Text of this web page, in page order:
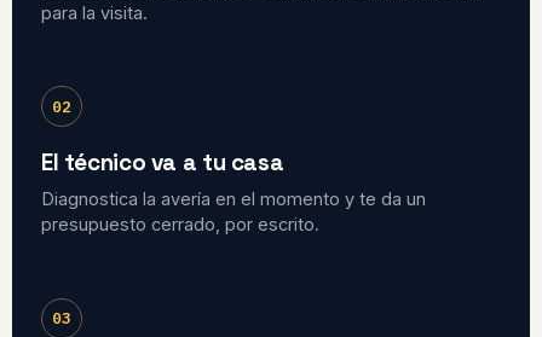
para la visita.
02
El técnico va a tu casa
Diagnostica la avería en el momento y te da un
presupuesto cerrado, por escrito.
03